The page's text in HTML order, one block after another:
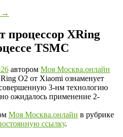
→
процессор XRing
TSMC
автором Моя Москва.онлайн
O2 от Xiaomi ознаменует
3-нм технологию
ожидалось применение 2-
Моя Москва.онлайн в рубрике
ссылку.